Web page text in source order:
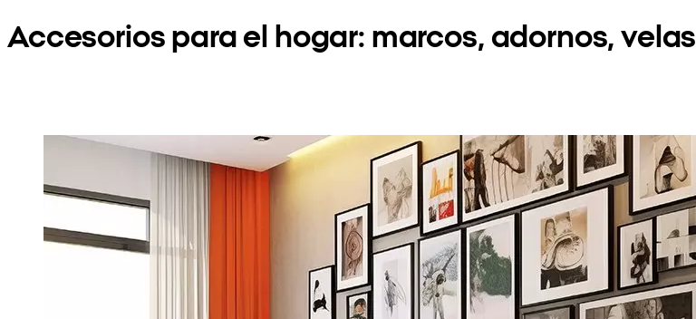
Accesorios para el hogar: marcos, adornos, velas